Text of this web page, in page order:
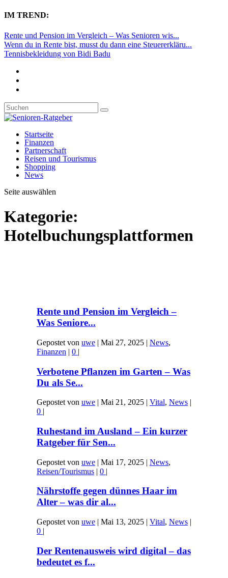
IM TREND:
Rente und Pension im Vergleich – Was Senioren wis...
Wenn du in Rente bist, musst du dann eine Steuererkläru...
Tennisbekleidung von Bidi Badu
Startseite
Finanzen
Partnerschaft
Reisen und Tourismus
Shopping
News
Seite auswählen
Kategorie:
Hotelbuchungsplattformen
Rente und Pension im Vergleich –
Was Seniore...
Gepostet von uwe| Mai 27, 2025| News,
Finanzen | 0 |
Verbotene Pflanzen im Garten – Was
Du als Se...
Gepostet von uwe| Mai 21, 2025| Vital, News|
0 |
Ruhestand im Ausland – Ein kurzer
Ratgeber für Sen...
Gepostet von uwe| Mai 17, 2025| News,
Reisen/Tourismus| 0 |
Nährstoffe gegen dünnes Haar im
Alter – was dir al...
Gepostet von uwe| Mai 13, 2025| Vital, News|
0 |
Der Rentenausweis wird digital – das
bedeutet es f...